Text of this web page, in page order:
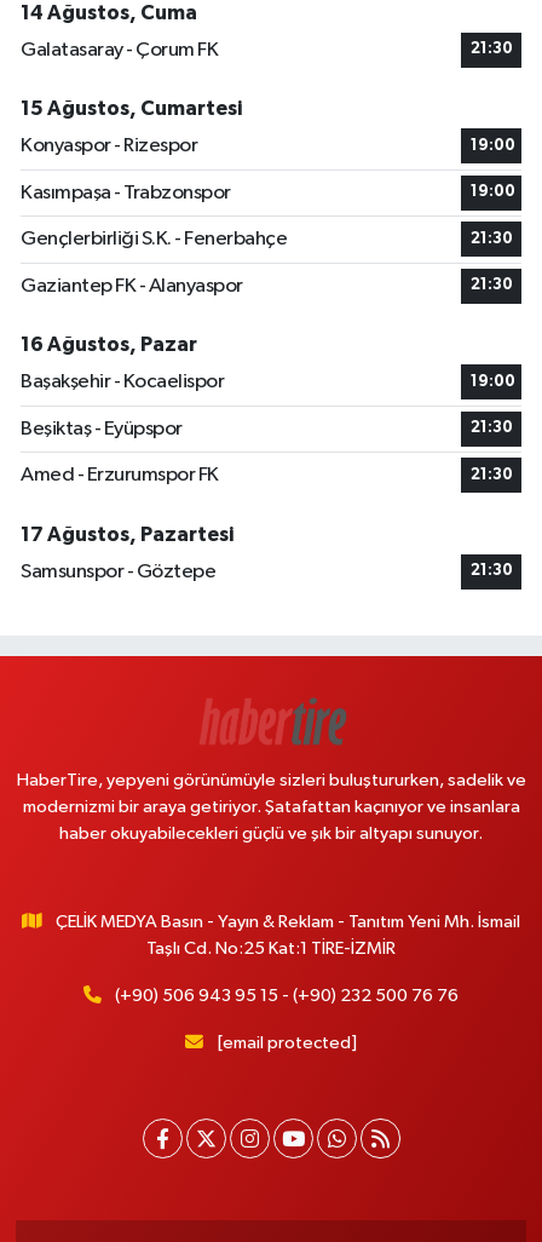
14 Ağustos, Cuma
Galatasaray - Çorum FK
21:30
15 Ağustos, Cumartesi
Konyaspor - Rizespor
19:00
Kasımpaşa - Trabzonspor 19:00
Gençlerbirliği S.K. - Fenerbahçe 21:30
Gaziantep FK - Alanyaspor 21:30
16 Ağustos, Pazar
Başakşehir - Kocaelispor
19:00
Beşiktaş - Eyüpspor 21:30
Amed - Erzurumspor FK 21:30
17 Ağustos, Pazartesi
Samsunspor - Göztepe
21:30
HaberTire, yepyeni görünümüyle sizleri buluştururken, sadelik ve
modernizmi bir araya getiriyor. Şatafattan kaçınıyor ve insanlara
haber okuyabilecekleri güçlü ve şık bir altyapı sunuyor.
ÇELİK MEDYA Basın - Yayın & Reklam - Tanıtım Yeni Mh. İsmail
Taşlı Cd. No:25 Kat:1 TİRE-İZMİR
(+90) 506 943 95 15 - (+90) 232 500 76 76
[email protected]